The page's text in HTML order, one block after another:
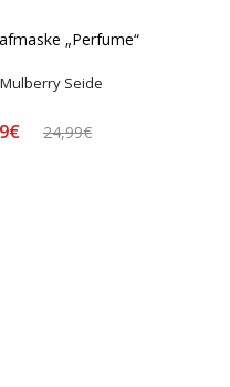
„Perfume“
Mulberry Seide
24,99€